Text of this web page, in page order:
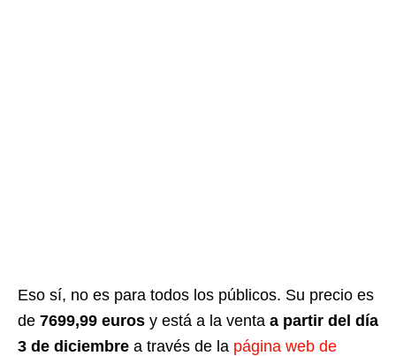
Eso sí, no es para todos los públicos. Su precio es
de 7699,99 euros y está a la venta a partir del día
3 de diciembre a través de la página web de